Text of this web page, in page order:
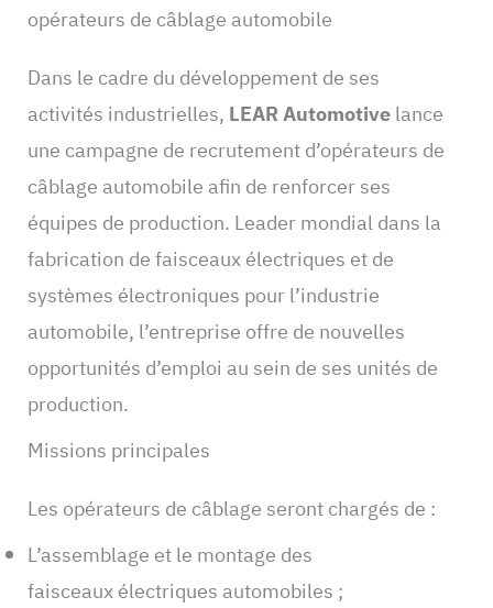
opérateurs de câblage automobile
Dans le cadre du développement de ses
activités industrielles, LEAR Automotivelance
une campagne de recrutement d’opérateurs de
câblage automobile afin de renforcer ses
équipes de production. Leader mondial dans la
fabrication de faisceaux électriques et de
systèmes électroniques pour l’industrie
automobile, l’entreprise offre de nouvelles
opportunités d’emploi au sein de ses unités de
production.
Missions principales
Les opérateurs de câblage seront chargés de :
L’assemblage et le montage des
faisceaux électriques automobiles ;